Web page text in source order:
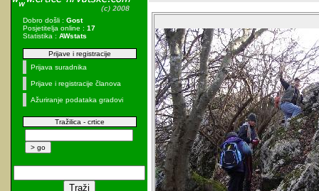
Dobro došli : Gost
Posjetitelja online : 17
Statistika : AWstats
Prijave i registracije
Prijava suradnika
Prijave i registracije članova
Ažuriranje podataka gradovi
Tražilica - crtice